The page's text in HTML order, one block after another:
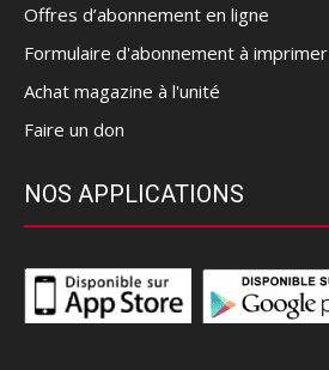
Offres d’abonnement en ligne
Formulaire d'abonnement à imprimer
Achat magazine à l'unité
Faire un don
NOS APPLICATIONS